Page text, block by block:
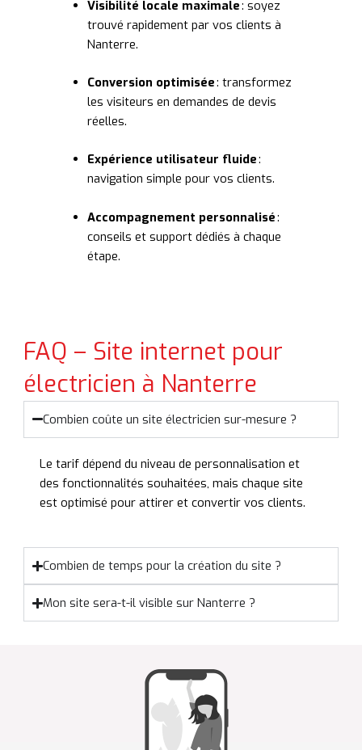
Visibilité locale maximale: soyez
trouvé rapidement par vos clients à
Nanterre.
Conversion optimisée: transformez
les visiteurs en demandes de devis
réelles.
Expérience utilisateur fluide:
navigation simple pour vos clients.
Accompagnement personnalisé:
conseils et support dédiés à chaque
étape.
FAQ – Site internet pour
électricien à Nanterre
Combien coûte un site électricien sur-mesure ?
Le tarif dépend du niveau de personnalisation et
des fonctionnalités souhaitées, mais chaque site
est optimisé pour attirer et convertir vos clients.
Combien de temps pour la création du site ?
Mon site sera-t-il visible sur Nanterre ?